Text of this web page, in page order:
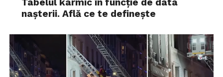
Tabelul karmic în funcție de data
nașterii. Află ce te definește